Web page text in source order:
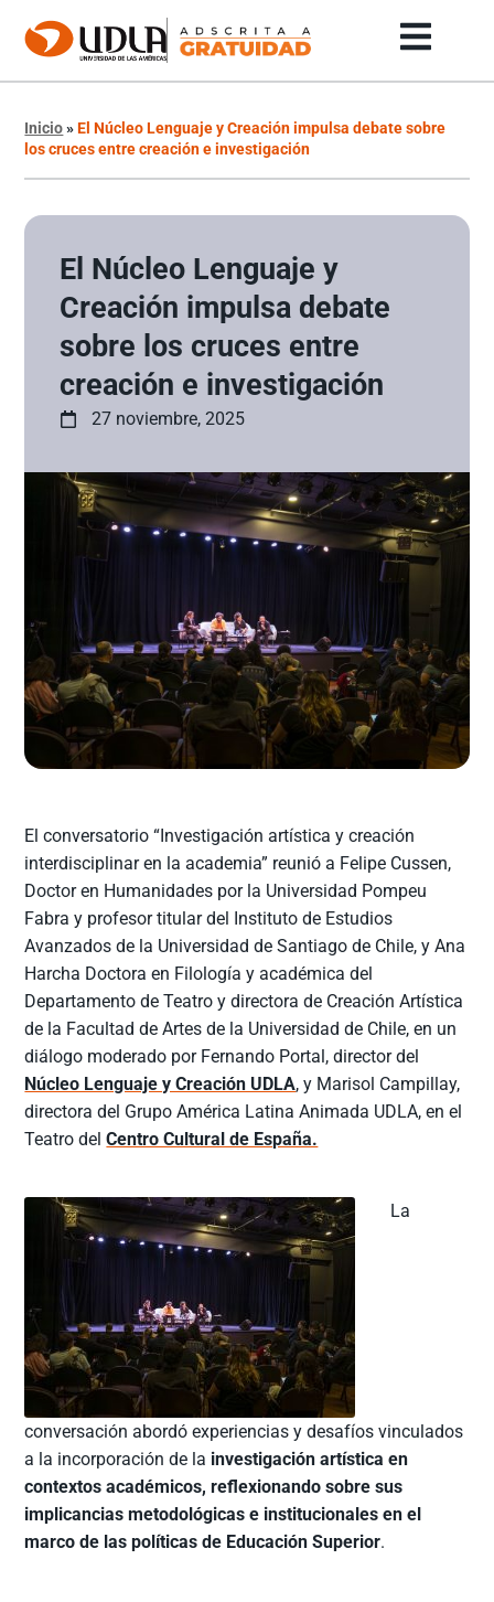
Inicio»El Núcleo Lenguaje y Creación impulsa debate sobre
los cruces entre creación e investigación
El Núcleo Lenguaje y
Creación impulsa debate
sobre los cruces entre
creación e investigación
27 noviembre, 2025
El conversatorio “Investigación artística y creación
interdisciplinar en la academia” reunió a Felipe Cussen,
Doctor en Humanidades por la Universidad Pompeu
Fabra y profesor titular del Instituto de Estudios
Avanzados de la Universidad de Santiago de Chile, y Ana
Harcha Doctora en Filología y académica del
Departamento de Teatro y directora de Creación Artística
de la Facultad de Artes de la Universidad de Chile, en un
diálogo moderado por Fernando Portal, director del
Núcleo Lenguaje y Creación UDLA, y Marisol Campillay,
directora del Grupo América Latina Animada UDLA, en el
Teatro delCentro Cultural de España.
La
conversación abordó experiencias y desafíos vinculados
a la incorporación de la investigación artística en
contextos académicos, reflexionando sobre sus
implicancias metodológicas e institucionales en el
marco de las políticas de Educación Superior.